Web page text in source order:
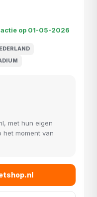
op 01-05-2026
met hun eigen
moment van